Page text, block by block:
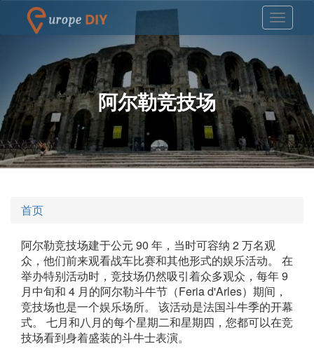
阿尔勒竞技场
首页
阿尔勒竞技场建于公元 90 年，当时可容纳 2 万名观
众，他们前来观看战车比赛和其他形式的娱乐活动。 在
举办特别活动时，竞技场仍然吸引着众多观众，每年 9
月中旬和 4 月的阿尔勒斗牛节（Feria d'Arles）期间，
竞技场也是一个娱乐场所。 该活动是法国斗牛季的开幕
式。 七月和八月的每个星期二和星期四，您都可以在竞
技场看到身着盛装的斗牛士表演。